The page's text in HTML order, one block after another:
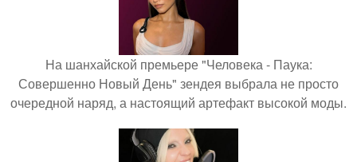
На шанхайской премьере "Человека - Паука:
Совершенно Новый День" зендея выбрала не просто
очередной наряд, а настоящий артефакт высокой моды.